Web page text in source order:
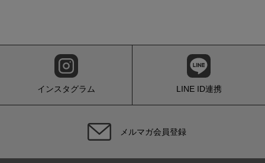
インスタグラム LINE ID連携
メルマガ会員登録